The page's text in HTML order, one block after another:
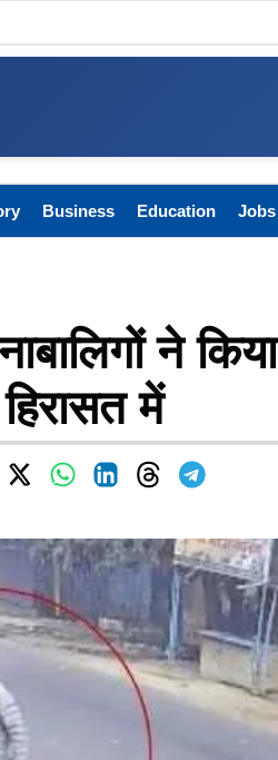
Business Education Jobs
ने किया
में